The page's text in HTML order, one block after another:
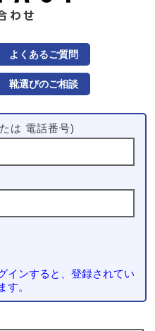
よくあるご質問
靴選びのご相談
は 電話番号)
インすると、登録されてい
す。